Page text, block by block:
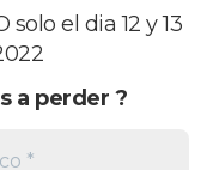
solo el dia 12 y 13
a perder ?